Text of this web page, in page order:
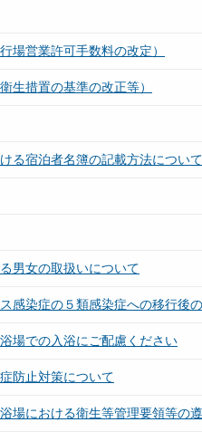
場営業許可手数料の改定）
生措置の基準の改正等）
る宿泊者名簿の記載方法について
男女の取扱いについて
感染症の５類感染症への移行後
場での入浴にご配慮ください
防止対策について
場における衛生等管理要領等の